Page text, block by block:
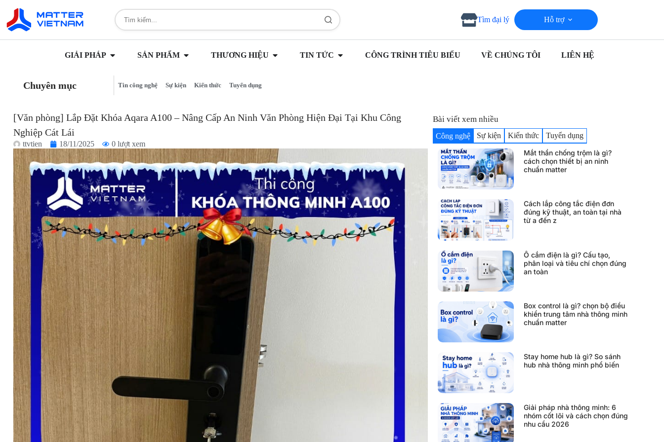
Tìm đại lý Hỗ trợ
GIẢI PHÁP SẢN PHẨM THƯƠNG HIỆU TIN TỨC CÔNG TRÌNH TIÊU BIỂU VỀ CHÚNG TÔI LIÊN HỆ
Chuyên mục Tin công nghệ Sự kiện Kiến thức Tuyển dụng
[Văn phòng] Lắp Đặt Khóa Aqara A100 – Nâng Cấp An Ninh Văn Phòng Hiện Đại Tại Khu Công
Nghiệp Cát Lái
ttvtien 18/11/2025 0 lượt xem
Bài viết xem nhiều
Công nghệ Sự kiện Kiến thức Tuyển dụng
Mắt thần chống trộm là gì?
cách chọn thiết bị an ninh
chuẩn matter
Cách lắp công tắc điện đơn
đúng kỹ thuật, an toàn tại nhà
từ a đến z
Ổ cắm điện là gì? Cấu tạo,
phân loại và tiêu chí chọn đúng
an toàn
Box control là gì? chọn bộ điều
khiển trung tâm nhà thông minh
chuẩn matter
Stay home hub là gì? So sánh
hub nhà thông minh phổ biến
Giải pháp nhà thông minh: 6
nhóm cốt lõi và cách chọn đúng
nhu cầu 2026